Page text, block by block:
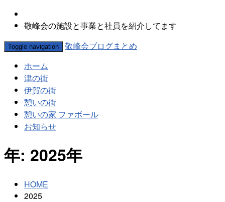
敬峰会の施設と事業と社員を紹介してます
Toggle navigation
敬峰会ブログまとめ
ホーム
津の街
伊賀の街
憩いの街
憩いの家 ファボール
お知らせ
年: 2025年
HOME
2025